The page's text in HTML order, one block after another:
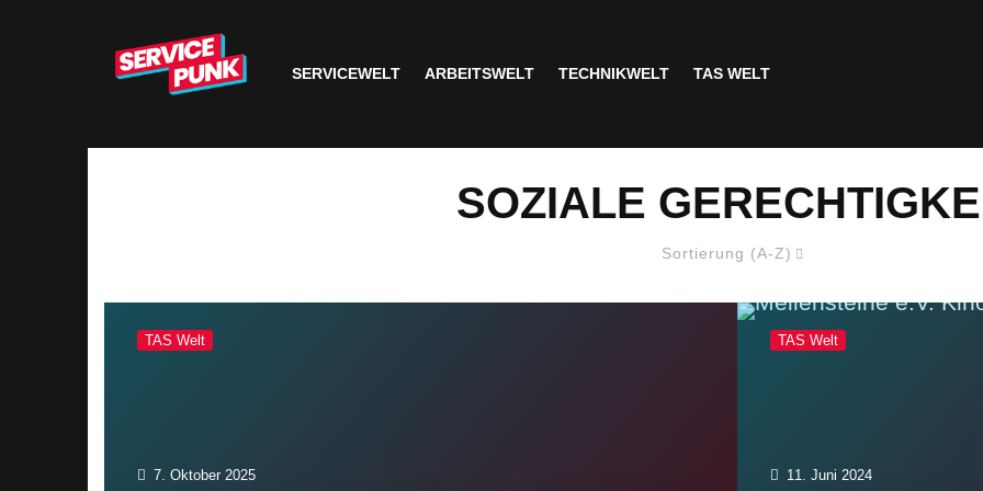
SERVICEWELT ARBEITSWELT TECHNIKWELT TAS WELT
SOZIALE
Sortierung (A-Z)
TAS Welt
7. Oktober 2025
TAS Welt
11. Juni 2024